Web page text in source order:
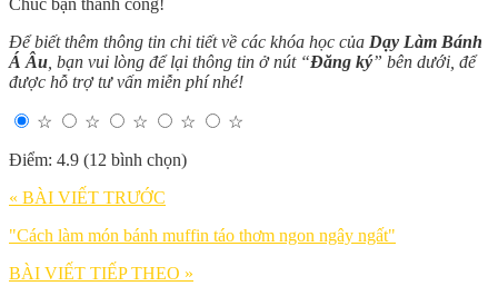
Chúc bạn thành công!
Để biết thêm thông tin chi tiết về các khóa học của Dạy Làm Bánh
Á Âu , bạn vui lòng để lại thông tin ở nút “Đăng ký” bên dưới, để
được hỗ trợ tư vấn miễn phí nhé!
☆ ☆ ☆ ☆
☆
Điểm: 4.9 (12 bình chọn)
« BÀI VIẾT TRƯỚC
"Cách làm món bánh muffin táo thơm ngon ngây ngất"
BÀI VIẾT TIẾP THEO »